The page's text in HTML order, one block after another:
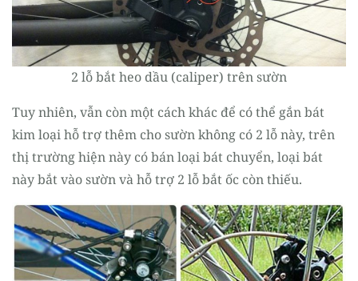
2 lỗ bắt heo dầu (caliper) trên sườn
Tuy nhiên, vẫn còn một cách khác để có thể gắn bát
kim loại hỗ trợ thêm cho sườn không có 2 lỗ này, trên
thị trường hiện này có bán loại bát chuyển, loại bát
này bắt vào sườn và hỗ trợ 2 lỗ bắt ốc còn thiếu.